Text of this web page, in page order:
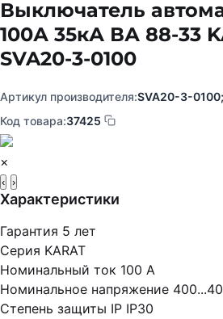
Выключатель
100А 35кА ВА 88-33
SVA20-3-0100
Артикул производителя:SVA20-3-
Код товара:37425
×
‹ ›
Характеристики
Гарантия 5 лет
Серия KARAT
Номинальный ток 100 А
Номинальное напряжение
Степень защиты IP IP30